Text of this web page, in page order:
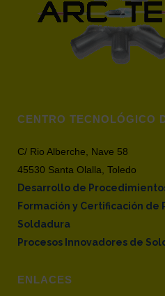
CENTRO TECNOLÓGICO
C/ Rio Alberche, Nave 58
45530 Santa Olalla, Toledo
Desarrollo de
Formación y Certificación de
Soldadura
Procesos Innovadores de
ENLACES